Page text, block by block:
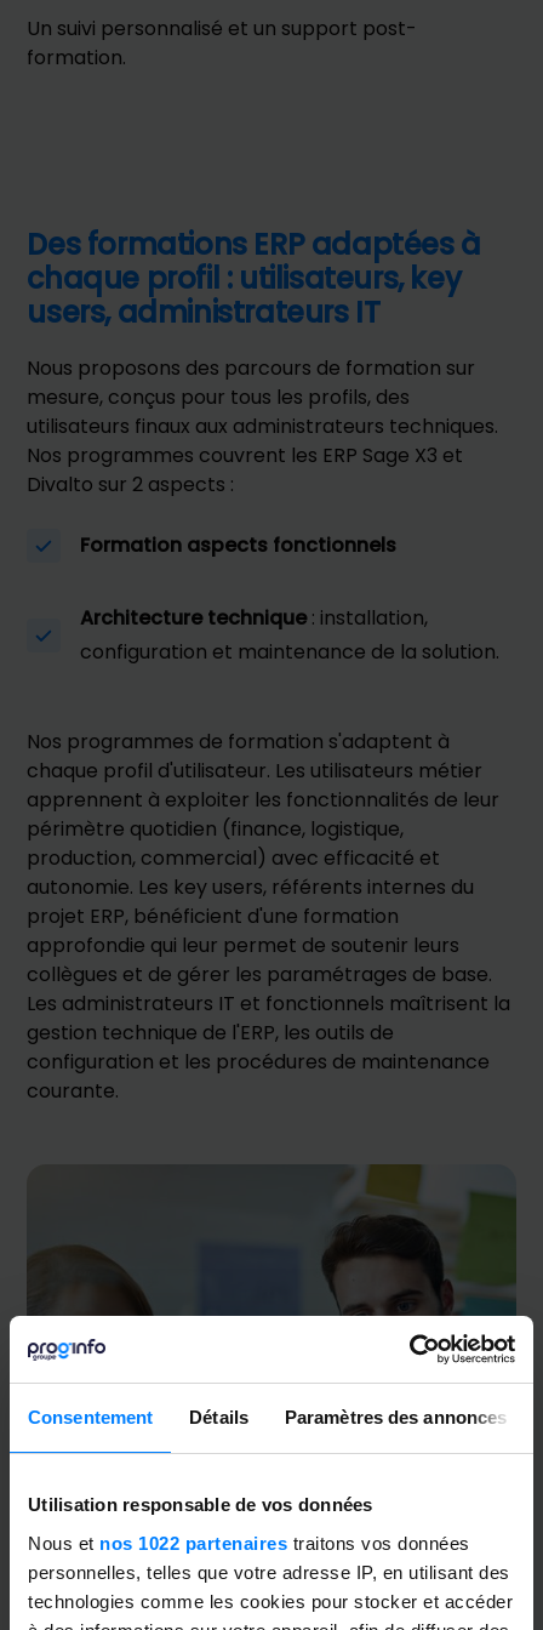
Consentement Détails Paramètres des annonces
Utilisation responsable de vos données
Nous et nos 1022 partenaires traitons vos données
personnelles, telles que votre adresse IP, en utilisant des
technologies comme les cookies pour stocker et accéder
Un suivi personnalisé et un support post-
formation.
Des formations ERP adaptées à
chaque profil : utilisateurs, key
users, administrateurs IT
Nous proposons des parcours de formation sur
mesure, conçus pour tous les profils, des
utilisateurs finaux aux administrateurs techniques.
Nos programmes couvrent les ERP Sage X3 et
Divalto sur 2 aspects :
Formation aspects fonctionnels
Architecture technique: installation,
configuration et maintenance de la solution.
Nos programmes de formation s'adaptent à
chaque profil d'utilisateur. Les utilisateurs métier
apprennent à exploiter les fonctionnalités de leur
périmètre quotidien (finance, logistique,
production, commercial) avec efficacité et
autonomie. Les key users, référents internes du
projet ERP, bénéficient d'une formation
approfondie qui leur permet de soutenir leurs
collègues et de gérer les paramétrages de base.
Les administrateurs IT et fonctionnels maîtrisent la
gestion technique de l'ERP, les outils de
configuration et les procédures de maintenance
courante.